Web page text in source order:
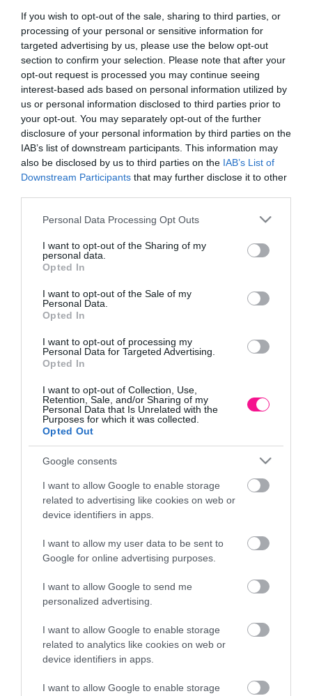
If you wish to opt-out of the sale, sharing to third parties, or
processing of your personal or sensitive information for
targeted advertising by us, please use the below opt-out
section to confirm your selection. Please note that after your
opt-out request is processed you may continue seeing
interest-based ads based on personal information utilized by
us or personal information disclosed to third parties prior to
your opt-out. You may separately opt-out of the further
disclosure of your personal information by third parties on the
IAB’s list of downstream participants. This information may
also be disclosed by us to third parties on the IAB’s List of
Downstream Participants that may further disclose it to other
Please note that this website/app uses one or more Google
not limited to your visit or usage behaviour. You may click to
grant or deny consent to Google and its third-party tags to
use your data for below specified purposes in below Google
consent section.
Personal Data Processing Opt Outs
I want to opt-out of the Sharing of my
personal data.
Opted In
I want to opt-out of the Sale of my
Personal Data.
Opted In
I want to opt-out of processing my
Personal Data for Targeted Advertising.
Opted In
I want to opt-out of Collection, Use,
Retention, Sale, and/or Sharing of my
Personal Data that Is Unrelated with the
Purposes for which it was collected.
Opted Out
Google consents
I want to allow Google to enable storage
related to advertising like cookies on web or
device identifiers in apps.
I want to allow my user data to be sent to
Google for online advertising purposes.
I want to allow Google to send me
personalized advertising.
I want to allow Google to enable storage
related to analytics like cookies on web or
device identifiers in apps.
I want to allow Google to enable storage
ΚΑΤΩ ΚΑΛΥΜΜΑ
ΑΛΟΥΜΙΝΙΟΥ 2 x 5,5 x
180εκ.
18,44€
Κολώνα αλουμίνιο ματ
76,67€ – 127,87€
Πλαϊνό κάλυμμα κολώνας
αλουμινίου
3,84€ – 6,40 €
Επιλογή
Ράγα αλουμινίου για WPC
10,23
Επιλογή
γραμμωτή 2 x 12εκ. –
λευκό
Προσθήκη στο
καλάθι
Επιλογή